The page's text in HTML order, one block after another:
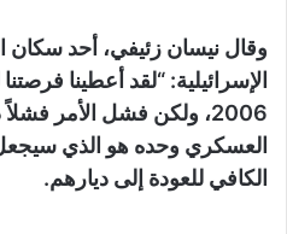
وقال نيسان زئيفي، أحد سكان
الإسرائيلية: “لقد أعطينا
2006، ولكن فشل الأمر
العسكري وحده هو الذي
الكافي للعودة إلى ديارهم.